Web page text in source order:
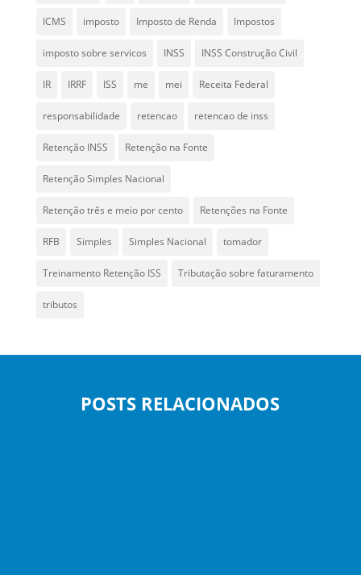
ICMS imposto Imposto de Renda Impostos
imposto sobre servicos INSS INSS Construção Civil
IR IRRF ISS me mei Receita Federal
responsabilidade retencao retencao de inss
Retenção INSS Retenção na Fonte
Retenção Simples Nacional
Retenção três e meio por cento Retenções na Fonte
RFB Simples Simples Nacional tomador
Treinamento Retenção ISS Tributação sobre faturamento
tributos
POSTS RELACIONADOS